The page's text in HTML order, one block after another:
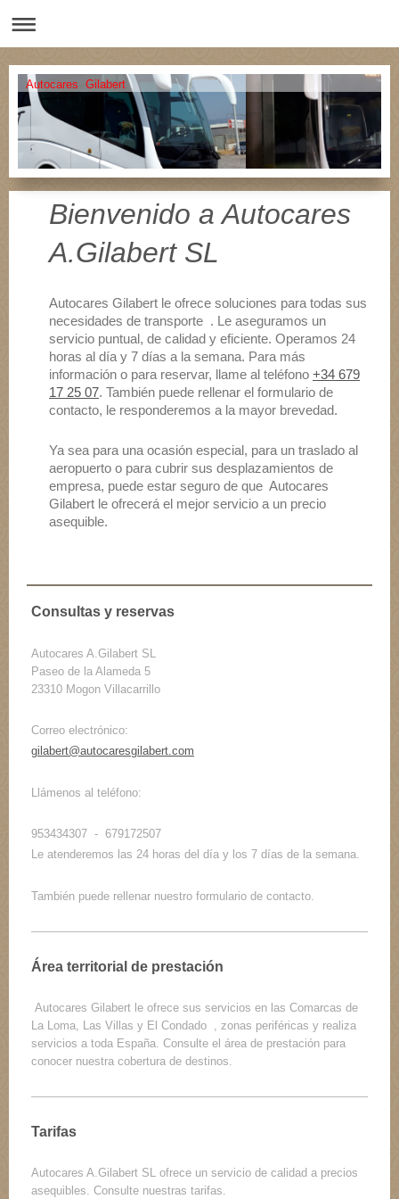
Autocares Gilabert
Bienvenido aAutocares
A.Gilabert SL
Autocares Gilabert le ofrece soluciones para todas sus
necesidades de transporte . Le aseguramos un
servicio puntual, de calidad y eficiente. Operamos 24
horas al día y 7 días a la semana. Para más
información o para reservar, llame al teléfono +34 679
17 25 07. También puede rellenar el formulario de
contacto, le responderemos a la mayor brevedad.
Ya sea para una ocasión especial, para un traslado al
aeropuerto o para cubrir sus desplazamientos de
empresa, puede estar seguro de que Autocares
Gilabert le ofrecerá el mejor servicio a un precio
asequible.
Consultas y reservas
Autocares A.Gilabert SL
Paseo de la Alameda 5
23310 Mogon Villacarrillo
Correo electrónico:
gilabert@autocaresgilabert.com
Llámenos al teléfono:
953434307 - 679172507
Le atenderemos las 24 horas del día y los 7 días de la semana.
También puede rellenar nuestro formulario de contacto.
Área territorial de prestación
Autocares Gilabert le ofrece sus servicios en las Comarcas de
La Loma, Las Villas y El Condado , zonas periféricas y realiza
servicios a toda España. Consulte el área de prestación para
conocer nuestra cobertura de destinos.
Tarifas
Autocares A.Gilabert SL ofrece un servicio de calidad a precios
asequibles. Consulte nuestras tarifas.